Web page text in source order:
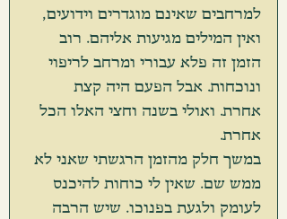
למרחבים שאינם מוגדרים וידועים,
ואין המילים מגיעות אליהם. רוב
הזמן זה פלא עבורי ומרחב לריפוי
ונוכחות. אבל הפעם היה קצת
אחרת. ואולי בשנה וחצי האלו הכל
אחרת.
במשך חלק מהזמן הרגשתי שאני לא
ממש שם. שאין לי כוחות להיכנס
לעומק ולגעת בפנוכו. שיש הרבה